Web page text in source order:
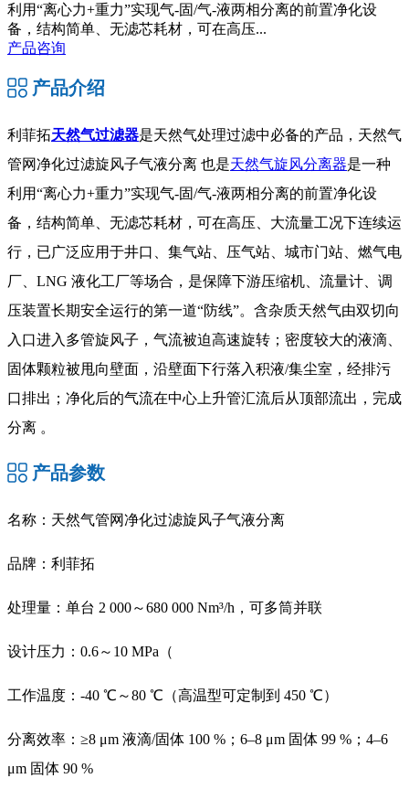
利用“离心力+重力”实现气-固/气-液两相分离的前置净化设
备，结构简单、无滤芯耗材，可在高压...
产品咨询
产品介绍
利菲拓天然气过滤器是天然气处理过滤中必备的产品， 天然气
管网净化过滤旋风子气液分离 也是天然气旋风分离器是一种
利用“离心力+重力”实现气-固/气-液两相分离的前置净化设
备，结构简单、无滤芯耗材，可在高压、大流量工况下连续运
行，已广泛应用于井口、集气站、压气站、城市门站、燃气电
厂、LNG 液化工厂等场合，是保障下游压缩机、流量计、调
压装置长期安全运行的第一道“防线”。含杂质天然气由双切向
入口进入多管旋风子，气流被迫高速旋转；密度较大的液滴、
固体颗粒被甩向壁面，沿壁面下行落入积液/集尘室，经排污
口排出；净化后的气流在中心上升管汇流后从顶部流出，完成
分离 。
产品参数
名称：天然气管网净化过滤旋风子气液分离
品牌：利菲拓
处理量：单台 2 000～680 000 Nm³/h，可多筒并联
设计压力：0.6～10 MPa（
工作温度：-40 ℃～80 ℃（高温型可定制到 450 ℃）
分离效率：≥8 μm 液滴/固体 100 %；6–8 μm 固体 99 %；4–6
μm 固体 90 %